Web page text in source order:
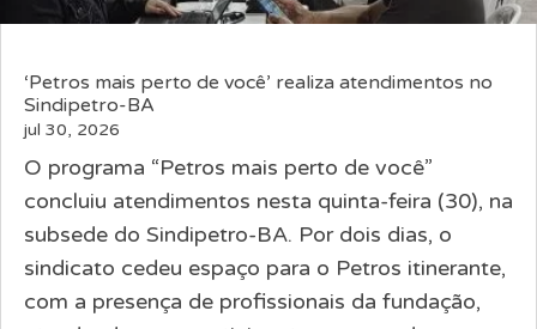
‘Petros mais perto de você’ realiza atendimentos no
Sindipetro-BA
jul 30, 2026
O programa “Petros mais perto de você”
concluiu atendimentos nesta quinta-feira (30), na
subsede do Sindipetro-BA. Por dois dias, o
sindicato cedeu espaço para o Petros itinerante,
com a presença de profissionais da fundação,